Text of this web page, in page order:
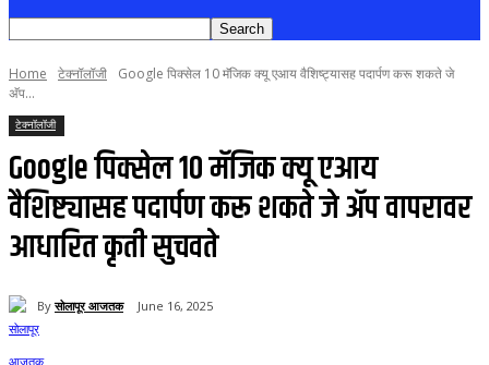
Home टेक्नॉलॉजी
Google पिक्सेल 10 मॅजिक क्यू एआय वैशिष्ट्यासह पदार्पण करू शकते जे
अ‍ॅप...
टेक्नॉलॉजी
Google पिक्सेल 10 मॅजिक क्यू एआय
वैशिष्ट्यासह पदार्पण करू शकते जे अ‍ॅप वापरावर
आधारित कृती सुचवते
By सोलापूर आजतक June 16, 2025